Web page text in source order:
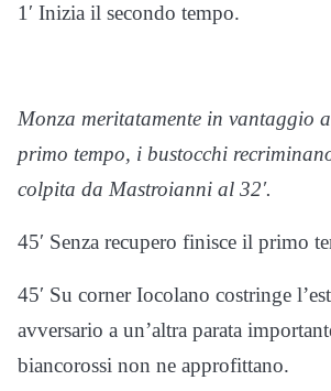
1′ Inizia il secondo tempo. ‍
Monza meritatamente in vantaggio
primo tempo, i bustocchi
colpita da Mastroianni al 32′.
45′ Senza recupero finisce il primo
45′ Su corner Iocolano costringe
avversario a un’altra parata
biancorossi non ne approfittano.